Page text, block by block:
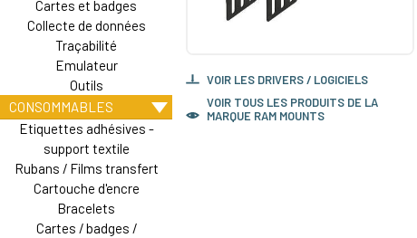
Cartes et badges
Collecte de données
Traçabilité
Emulateur
Outils
CONSOMMABLES
Etiquettes adhésives -
support textile
Rubans / Films transfert
Cartouche d'encre
Bracelets
Cartes / badges /
VOIR LES DRIVERS / LOGICIELS
VOIR TOUS LES PRODUITS DE LA
MARQUE RAM MOUNTS